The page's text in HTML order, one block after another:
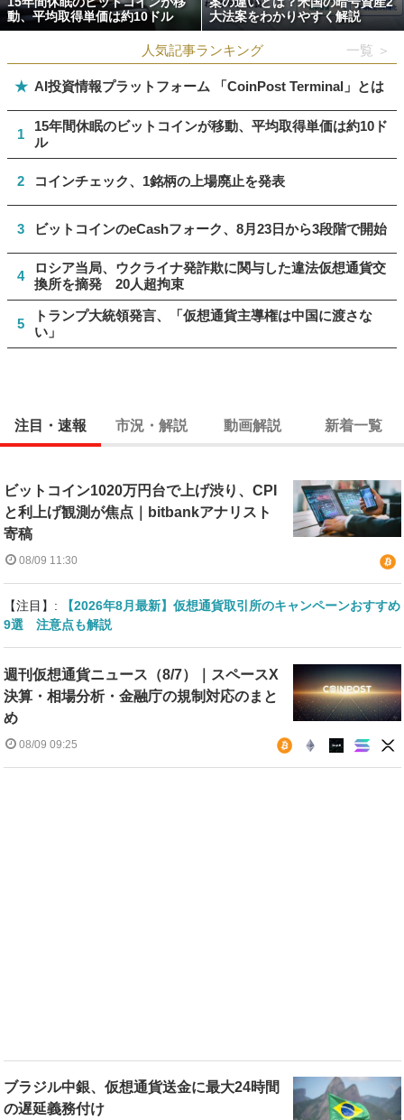
動、平均取得単価は約10ドル
大法案をわかりやすく解説
人気記事ランキング 一覧 ＞
★ AI投資情報プラットフォーム 「CoinPost Terminal」とは
1
15年間休眠のビットコインが移動、平均取得単価は約10ド
ル
2 コインチェック、1銘柄の上場廃止を発表
3 ビットコインのeCashフォーク、8月23日から3段階で開始
4
ロシア当局、ウクライナ発詐欺に関与した違法仮想通貨交
換所を摘発 20人超拘束
5
トランプ大統領発言、「仮想通貨主導権は中国に渡さな
い」
注目・速報 市況・解説 動画解説 新着一覧
ビットコイン1020万円台で上げ渋り、CPI
と利上げ観測が焦点｜bitbankアナリスト
寄稿
08/09 11:30
【注目】:
【2026年8月最新】仮想通貨取引所のキャンペーンおすすめ
9選 注意点も解説
週刊仮想通貨ニュース（8/7）｜スペースX
決算・相場分析・金融庁の規制対応のまと
め
08/09 09:25
ブラジル中銀、仮想通貨送金に最大24時間
の遅延義務付け